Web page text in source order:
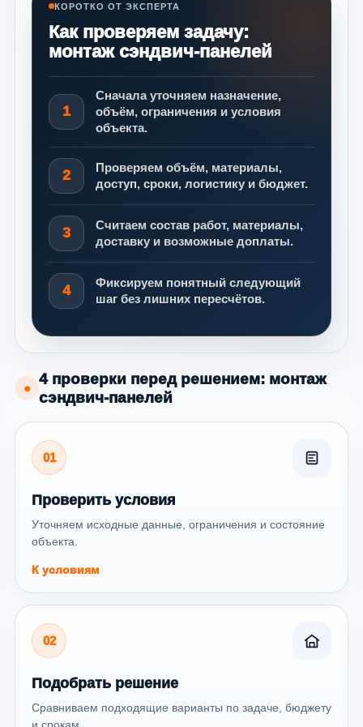
КОРОТКО ОТ ЭКСПЕРТА
Как проверяем задачу:
монтаж сэндвич-панелей
1
Сначала уточняем назначение,
объём, ограничения и условия
объекта.
2
Проверяем объём, материалы,
доступ, сроки, логистику и бюджет.
3
Считаем состав работ, материалы,
доставку и возможные доплаты.
4
Фиксируем понятный следующий
шаг без лишних пересчётов.
●
4 проверки перед решением: монтаж
сэндвич-панелей
01
Проверить условия
Уточняем исходные данные, ограничения и состояние
объекта.
К условиям
02
Подобрать решение
Сравниваем подходящие варианты по задаче, бюджету
и срокам.